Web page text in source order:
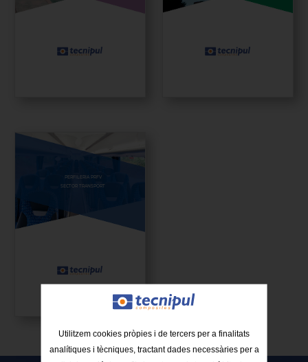
PERFILERIA PRFV
SECTOR TRANSPORT
Utilitzem cookies pròpies i de tercers per a finalitats
analítiques i tècniques, tractant dades necessàries per a